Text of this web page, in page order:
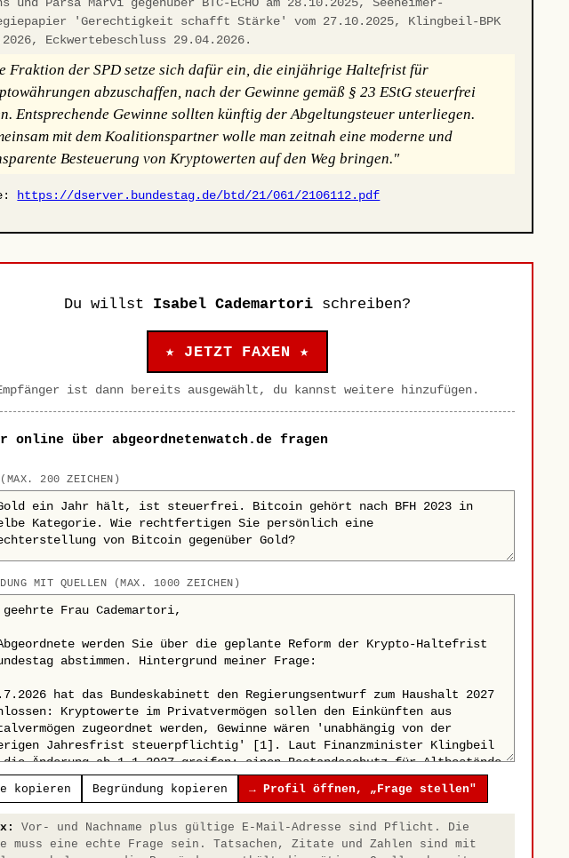
und Parsa Marvi gegenüber BTC-ECHO am 28.10.2025, Seeheimer-
'Gerechtigkeit schafft Stärke' vom 27.10.2025, Klingbeil-BPK
Eckwertebeschluss 29.04.2026.
Fraktion der SPD setze sich dafür ein, die einjährige Haltefrist für
abzuschaffen, nach der Gewinne gemäß § 23 EStG steuerfrei
Entsprechende Gewinne sollten künftig der Abgeltungsteuer unterliegen.
mit dem Koalitionspartner wolle man zeitnah eine moderne und
Besteuerung von Kryptowerten auf den Weg bringen."
https://dserver.bundestag.de/btd/21/061/2106112.pdf
Du willst Isabel Cademartori schreiben?
★ JETZT FAXEN ★
ist dann bereits ausgewählt, du kannst weitere hinzufügen.
online über abgeordnetenwatch.de fragen
(MAX. 200 ZEICHEN)
MIT QUELLEN (MAX. 1000 ZEICHEN)
kopieren Begründung kopieren → Profil öffnen, „Frage stellen"
Vor- und Nachname plus gültige E-Mail-Adresse sind Pflicht. Die
muss eine echte Frage sein. Tatsachen, Zitate und Zahlen sind mit